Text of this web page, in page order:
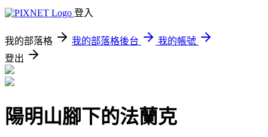
登入
我的部落格 我的部落格後台
我的帳號
登出
陽明山腳下的法蘭克